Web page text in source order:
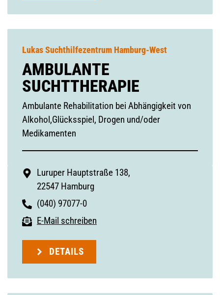
Lukas Suchthilfezentrum Hamburg-West
AMBULANTE
SUCHTTHERAPIE
Ambulante Rehabilitation bei Abhängigkeit von
Alkohol,Glücksspiel, Drogen und/oder
Medikamenten
Luruper Hauptstraße 138,
22547 Hamburg
(040) 97077-0
E-Mail schreiben
DETAILS